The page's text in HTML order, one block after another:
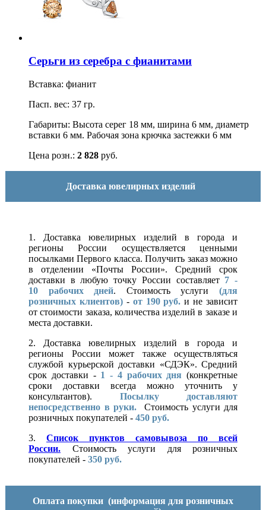
Серьги из серебра с фианитами
Вставка: фианит
Пасп. вес: 37 гр.
Габариты: Высота серег 18 мм, ширина 6 мм, диаметр
вставки 6 мм. Рабочая зона крючка застежки 6 мм
Цена розн.: 2 828 руб.
Доставка ювелирных изделий
1. Доставка ювелирных изделий в города и
регионы России осуществляется ценными
посылками Первого класса. Получить заказ можно
в отделении «Почты России». Средний срок
доставки в любую точку России составляет 7 -
10 рабочих дней. Стоимость услуги(для
розничных клиентов)- от 190 руб. и не зависит
от стоимости заказа, количества изделий в заказе и
места доставки.
2. Доставка ювелирных изделий в города и
регионы России может также осуществляться
службой курьерской доставки «СДЭК». Средний
срок доставки - 1 - 4 рабочих дня (конкретные
сроки доставки всегда можно уточнить у
консультантов). Посылку доставляют
непосредственно в руки.
Стоимость услуги для
розничных покупателей - 450 руб.
3. Список пунктов самовывоза по всей
России.
Стоимость услуги для розничных
покупателей - 350 руб.
Оплата покупки (информация для розничных